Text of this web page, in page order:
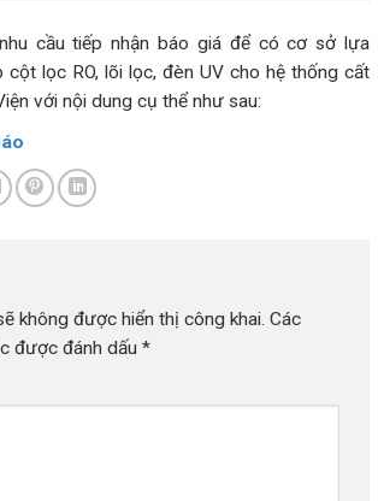
cầu tiếp nhận báo giá để có cơ sở lựa
cột lọc RO, lõi lọc, đèn UV cho hệ thống cất
với nội dung cụ thể như sau:
không được hiển thị công khai. Các
được đánh dấu *